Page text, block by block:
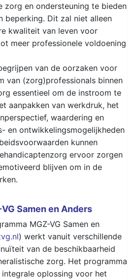
zorg en ondersteuning te bieden
beperking. Dit zal niet alleen
kwaliteit van leven voor
meer professionele voldoening
van de oorzaken voor
van (zorg)professionals binnen
essentieel om de instroom te
aanpakken van werkdruk, het
waardering en
en ontwikkelingsmogelijkheden
kunnen
ervoor zorgen
blijven om in de
Samen en Anders
MGZ-VG Samen en
) werkt vanuit verschillende
van de beschikbaarheid
zorg. Het programma
oplossing voor het